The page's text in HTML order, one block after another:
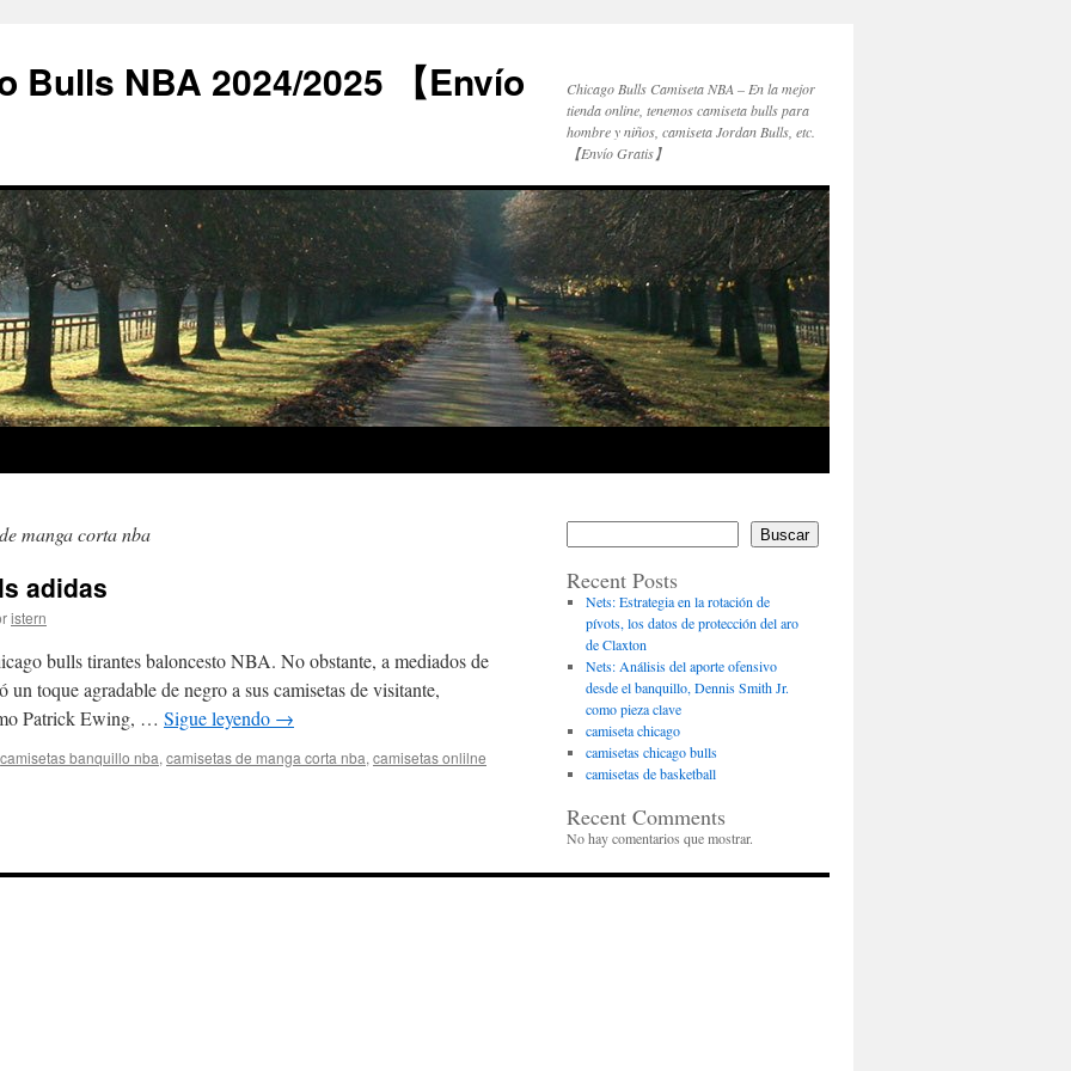
Bulls NBA 2024/2025 【Envío
Chicago Bulls Camiseta NBA – En la mejor
tienda online, tenemos camiseta bulls para
hombre y niños, camiseta Jordan Bulls, etc.
【Envío Gratis】
manga corta nba
adidas
istern
bulls tirantes baloncesto NBA. No obstante, a mediados de
toque agradable de negro a sus camisetas de visitante,
Patrick Ewing, … Sigue leyendo →
camisetas banquillo nba, camisetas de manga corta nba, camisetas onlilne
Buscar
Recent Posts
Nets: Estrategia en la rotación de
pívots, los datos de protección del aro
de Claxton
Nets: Análisis del aporte ofensivo
desde el banquillo, Dennis Smith Jr.
como pieza clave
camiseta chicago
camisetas chicago bulls
camisetas de basketball
Recent Comments
No hay comentarios que mostrar.